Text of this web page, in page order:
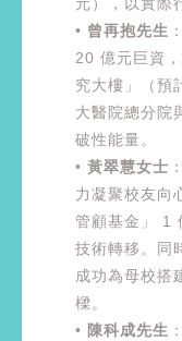
元），以實際
• 曾再抱先生
20 億元巨資
究大樓」（預
大醫院總分院
破性能量。
• 黃翠慧女士
力凝聚校友向
管顧基金」 1
技術轉移。同
成功為母校搭
樑。
• 陳科成先生